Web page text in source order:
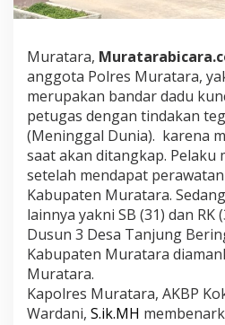
r
t
a
D
i
l
u
m
p
u
h
k
D
e
Muratara,
anggota Polres Muratara,
merupakan bandar dadu
petugas dengan tindakan
(Meninggal Dunia). karena
saat akan ditangkap. Pelaku
setelah mendapat
Kabupaten Muratara.
lainnya yakni SB (31) dan RK
Dusun 3 Desa Tanjung
Kabupaten Muratara
Muratara.
Kapolres Muratara, AKBP
Wardani, S.ik.MH